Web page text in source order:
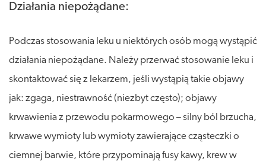
Działania niepożądane:
Podczas stosowania leku u niektórych osób mogą wystąpić
działania niepożądane. Należy przerwać stosowanie leku i
skontaktować się z lekarzem, jeśli wystąpią takie objawy
jak: zgaga, niestrawność (niezbyt często); objawy
krwawienia z przewodu pokarmowego – silny ból brzucha,
krwawe wymioty lub wymioty zawierające cząsteczki o
ciemnej barwie, które przypominają fusy kawy, krew w